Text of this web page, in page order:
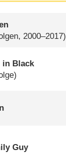
2000–2017)
in Black
Guy